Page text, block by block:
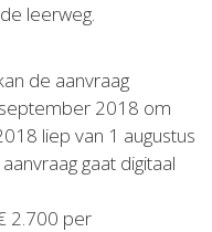
leerweg.
de aanvraag
2018 om
liep van 1 augustus
gaat digitaal
2.700 per